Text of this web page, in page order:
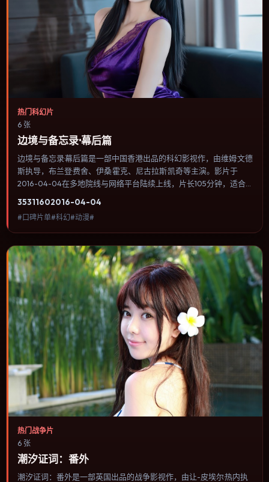
热门科幻片
6 张
边境与备忘录·幕后篇
边境与备忘录·幕后篇是一部中国香港出品的科幻影视作，由维姆·文德
斯执导，布兰登·费舍、伊桑·霍克、尼古拉斯·凯奇等主演。影片于
2016-04-04在多地院线与网络平台陆续上线，片长105分钟，适合
与情节推进，节奏与视听语言统一，可作为休闲观影或类型片补片的
选择。
35311602016-04-04
#口碑片单#科幻#动漫#
热门战争片
6 张
潮汐证词：番外
潮汐证词：番外是一部英国出品的战争影视作，由让-皮埃尔·热内执